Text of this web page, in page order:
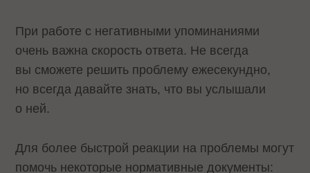
При работе с негативными упоминаниями
очень важна скорость ответа. Не всегда
вы сможете решить проблему ежесекундно,
но всегда давайте знать, что вы услышали
о ней.
Для более быстрой реакции на проблемы могут
помочь некоторые нормативные документы: